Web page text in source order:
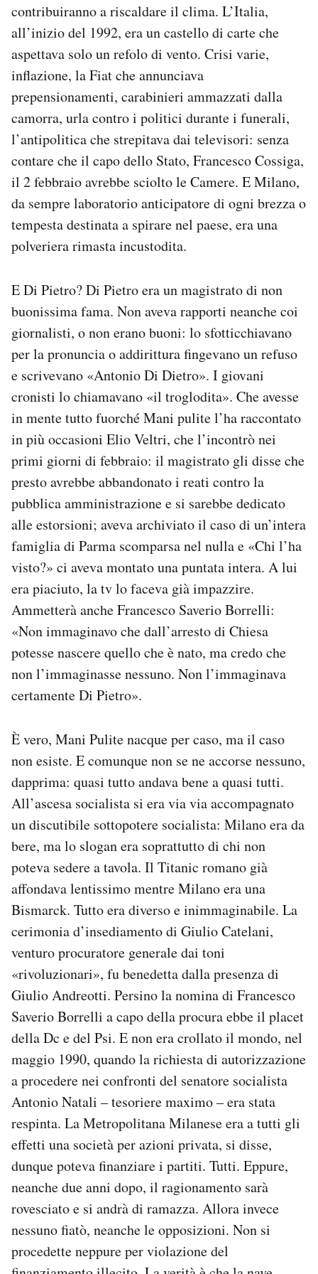
contribuiranno a riscaldare il clima. L’Italia,
all’inizio del 1992, era un castello di carte che
aspettava solo un refolo di vento. Crisi varie,
inflazione, la Fiat che annunciava
prepensionamenti, carabinieri ammazzati dalla
camorra, urla contro i politici durante i funerali,
l’antipolitica che strepitava dai televisori: senza
contare che il capo dello Stato, Francesco Cossiga,
il 2 febbraio avrebbe sciolto le Camere. E Milano,
da sempre laboratorio anticipatore di ogni brezza o
tempesta destinata a spirare nel paese, era una
polveriera rimasta incustodita.
E Di Pietro? Di Pietro era un magistrato di non
buonissima fama. Non aveva rapporti neanche coi
giornalisti, o non erano buoni: lo sfotticchiavano
per la pronuncia o addirittura fingevano un refuso
e scrivevano «Antonio Di Dietro». I giovani
cronisti lo chiamavano «il troglodita». Che avesse
in mente tutto fuorché Mani pulite l’ha raccontato
in più occasioni Elio Veltri, che l’incontrò nei
primi giorni di febbraio: il magistrato gli disse che
presto avrebbe abbandonato i reati contro la
pubblica amministrazione e si sarebbe dedicato
alle estorsioni; aveva archiviato il caso di un’intera
famiglia di Parma scomparsa nel nulla e «Chi l’ha
visto?» ci aveva montato una puntata intera. A lui
era piaciuto, la tv lo faceva già impazzire.
Ammetterà anche Francesco Saverio Borrelli:
«Non immaginavo che dall’arresto di Chiesa
potesse nascere quello che è nato, ma credo che
non l’immaginasse nessuno. Non l’immaginava
certamente Di Pietro».
È vero, Mani Pulite nacque per caso, ma il caso
non esiste. E comunque non se ne accorse nessuno,
dapprima: quasi tutto andava bene a quasi tutti.
All’ascesa socialista si era via via accompagnato
un discutibile sottopotere socialista: Milano era da
bere, ma lo slogan era soprattutto di chi non
poteva sedere a tavola. Il Titanic romano già
affondava lentissimo mentre Milano era una
Bismarck. Tutto era diverso e inimmaginabile. La
cerimonia d’insediamento di Giulio Catelani,
venturo procuratore generale dai toni
«rivoluzionari», fu benedetta dalla presenza di
Giulio Andreotti. Persino la nomina di Francesco
Saverio Borrelli a capo della procura ebbe il placet
della Dc e del Psi. E non era crollato il mondo, nel
maggio 1990, quando la richiesta di autorizzazione
a procedere nei confronti del senatore socialista
Antonio Natali – tesoriere maximo – era stata
respinta. La Metropolitana Milanese era a tutti gli
effetti una società per azioni privata, si disse,
dunque poteva finanziare i partiti. Tutti. Eppure,
neanche due anni dopo, il ragionamento sarà
rovesciato e si andrà di ramazza. Allora invece
nessuno fiatò, neanche le opposizioni. Non si
procedette neppure per violazione del